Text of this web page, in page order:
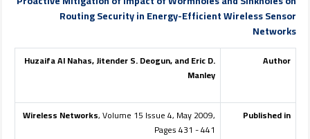
Routing Security in Energy-Efficient Wireless Sensor
Networks
Author
Huzaifa Al Nahas, Jitender S. Deogun, and Eric D.
Manley
Published in
Wireless Networks, Volume 15 Issue 4, May 2009,
Pages 431 - 441